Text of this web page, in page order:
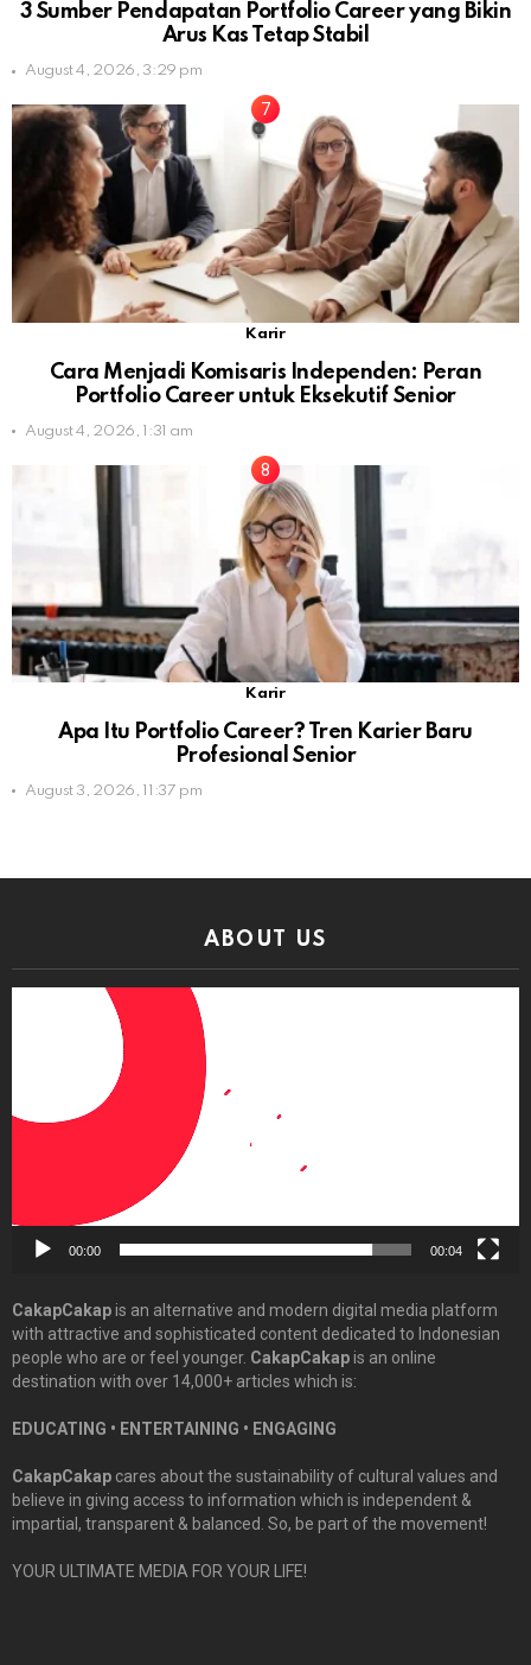
3 Sumber Pendapatan Portfolio Career yang Bikin
Arus Kas Tetap Stabil
August 4, 2026, 3:29 pm
Karir
Cara Menjadi Komisaris Independen: Peran
Portfolio Career untuk Eksekutif Senior
August 4, 2026, 1:31 am
Karir
Apa Itu Portfolio Career? Tren Karier Baru
Profesional Senior
August 3, 2026, 11:37 pm
ABOUT US
00:00 00:04
CakapCakapis an alternative and modern digital media platform
with attractive and sophisticated content dedicated to Indonesian
people who are or feel younger. CakapCakapis an online
destination with over 14,000+ articles which is:
EDUCATING • ENTERTAINING • ENGAGING
CakapCakap cares about the sustainability of cultural values and
believe in giving access to information which is independent &
impartial, transparent & balanced. So, be part of the movement!
YOUR ULTIMATE MEDIA FOR YOUR LIFE!